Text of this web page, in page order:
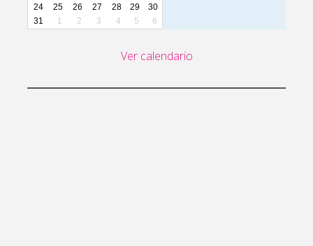
24
25 26 27 28 29
30
31
1 2 3 4 5 6
Ver calendario